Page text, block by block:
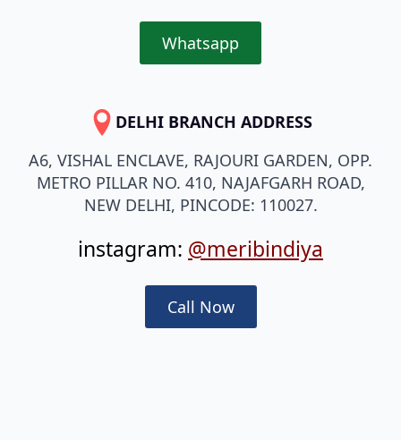
Whatsapp
DELHI BRANCH ADDRESS
A6, VISHAL ENCLAVE, RAJOURI GARDEN, OPP.
METRO PILLAR NO. 410, NAJAFGARH ROAD,
NEW DELHI, PINCODE: 110027.
instagram: @meribindiya
Call Now